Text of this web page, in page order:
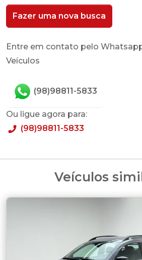
Fazer uma nova busca
Entre em contato pelo
Veículos
(98)98811-5833
Ou ligue agora para:
(98)98811-5833
Veículos